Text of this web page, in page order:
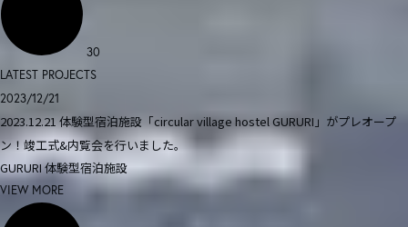
30
LATEST PROJECTS
2023/12/21
2023.12.21 体験型宿泊施設「circular village hostel GURURI」がプレオープ
ン！竣工式&内覧会を行いました。
GURURI体験型宿泊施設
VIEW MORE